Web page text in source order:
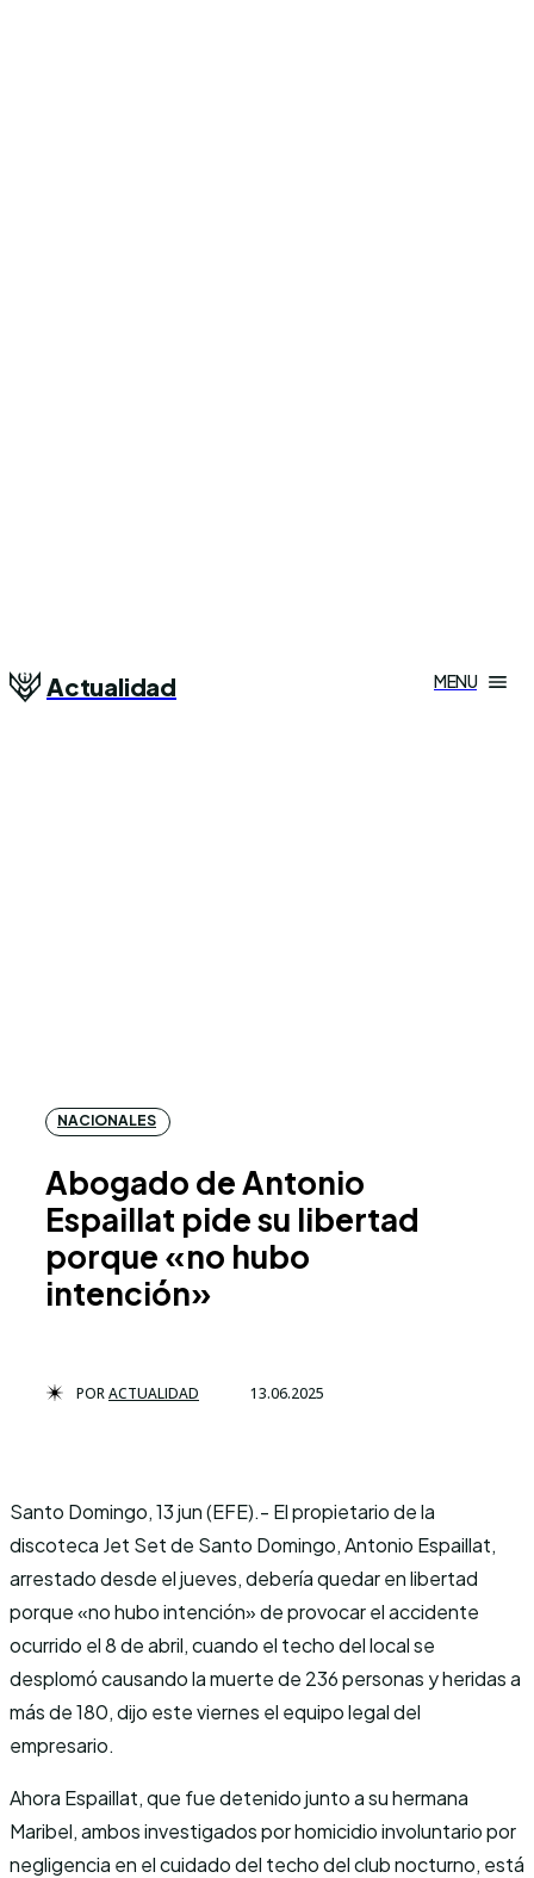
Actualidad MENU
NACIONALES
Abogado de Antonio
Espaillat pide su libertad
porque «no hubo
intención»
PORACTUALIDAD 13.06.2025
Santo Domingo, 13 jun (EFE).- El propietario de la
discoteca Jet Set de Santo Domingo, Antonio Espaillat,
arrestado desde el jueves, debería quedar en libertad
porque «no hubo intención» de provocar el accidente
ocurrido el 8 de abril, cuando el techo del local se
desplomó causando la muerte de 236 personas y heridas a
más de 180, dijo este viernes el equipo legal del
empresario.
Ahora Espaillat, que fue detenido junto a su hermana
Maribel, ambos investigados por homicidio involuntario por
negligencia en el cuidado del techo del club nocturno, está